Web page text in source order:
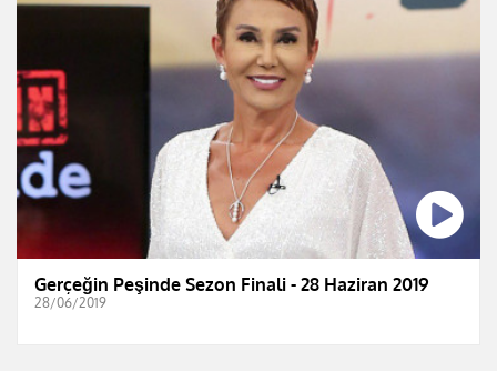
Gerçeğin Peşinde Sezon Finali - 28 Haziran 2019
28/06/2019